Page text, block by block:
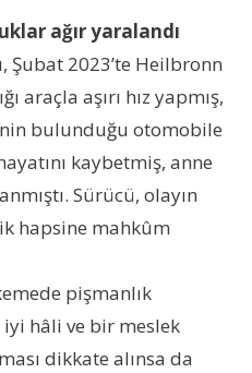
ağır yaralandı
, Şubat 2023’te Heilbronn
araçla aşırı hız yapmış,
bulunduğu otomobile
kaybetmiş, anne
Sürücü, olayın
hapsine mahkûm
pişmanlık
hâli ve bir meslek
dikkate alınsa da